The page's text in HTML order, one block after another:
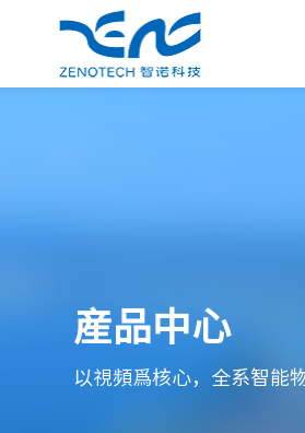
産品中心
以視頻爲核心，全系智能